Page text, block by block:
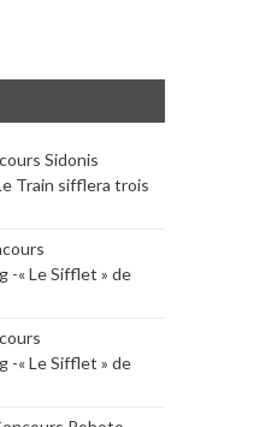
Sidonis
Train sifflera trois
« Le Sifflet » de
« Le Sifflet » de